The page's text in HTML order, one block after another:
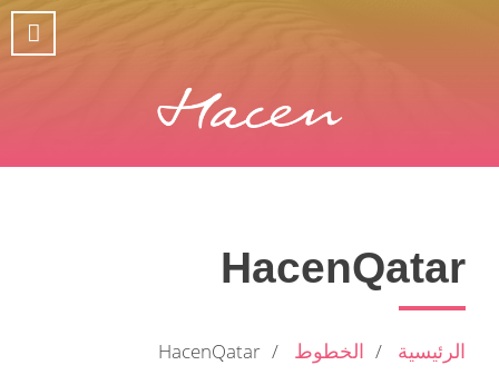
HacenQatar
الرئيسية الخطوط HacenQatar